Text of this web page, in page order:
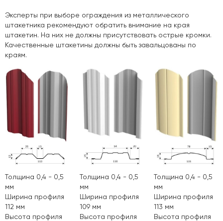
Эксперты при выборе ограждения из металлического
штакетника рекомендуют обратить внимание на края
штакетин. На них не должны присутствовать острые кромки.
Качественные штакетины должны быть завальцованы по
краям.
Толщина 0,4 - 0,5
мм
Ширина профиля
112 мм
Высота профиля
Толщина 0,4 - 0,5
мм
Ширина профиля
109 мм
Высота профиля
Толщина 0,4 - 0,5
мм
Ширина профиля
113 мм
Высота профиля